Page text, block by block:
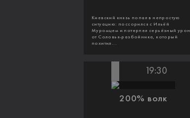
Киевский князь попал в непростую
ситуацию: поссорился с Ильёй
Муромцем и потерпел серьёзный урон
от Соловья-разбойника, который
похитил...
19:30
200% волк